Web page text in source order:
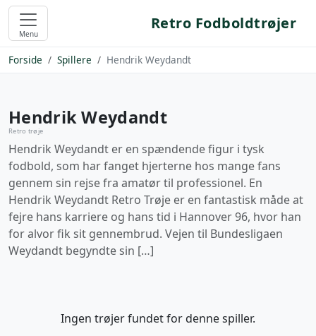
Menu
Retro Fodboldtrøjer
Forside Spillere Hendrik Weydandt
Hendrik Weydandt
Retro trøje
Hendrik Weydandt er en spændende figur i tysk
fodbold, som har fanget hjerterne hos mange fans
gennem sin rejse fra amatør til professionel. En
Hendrik Weydandt Retro Trøje er en fantastisk måde at
fejre hans karriere og hans tid i Hannover 96, hvor han
for alvor fik sit gennembrud. Vejen til Bundesligaen
Weydandt begyndte sin […]
Ingen trøjer fundet for denne spiller.